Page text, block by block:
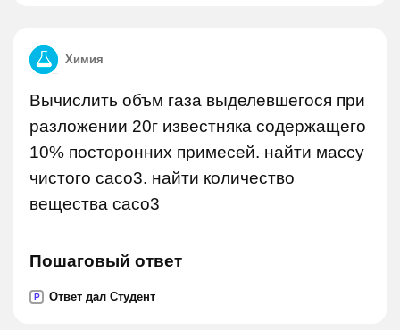
Химия
Вычислить объм газа выделевшегося при
разложении 20г известняка содержащего
10% посторонних примесей. найти массу
чистого сасо3. найти количество
вещества сасо3
Пошаговый ответ
P Ответ дал Студент